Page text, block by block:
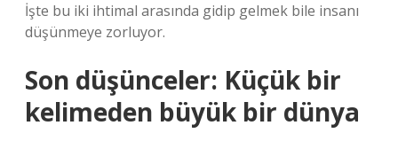
İşte bu iki ihtimal arasında gidip gelmek bile insanı
düşünmeye zorluyor.
Son düşünceler: Küçük bir
kelimeden büyük bir dünya